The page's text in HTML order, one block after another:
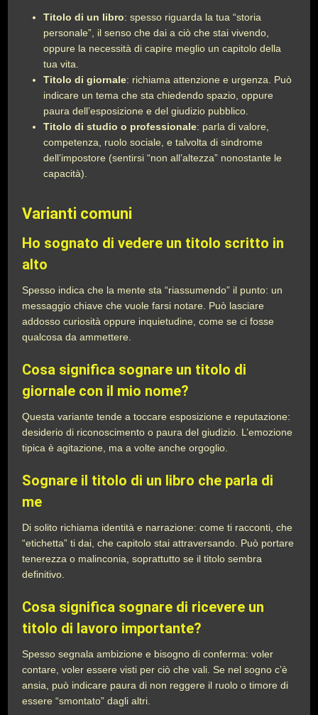
Titolo di un libro: spesso riguarda la tua “storia
personale”, il senso che dai a ciò che stai vivendo,
oppure la necessità di capire meglio un capitolo della
tua vita.
Titolo di giornale: richiama attenzione e urgenza. Può
indicare un tema che sta chiedendo spazio, oppure
paura dell’esposizione e del giudizio pubblico.
Titolo di studio o professionale: parla di valore,
competenza, ruolo sociale, e talvolta di sindrome
dell’impostore (sentirsi “non all’altezza” nonostante le
capacità).
Varianti comuni
Ho sognato di vedere un titolo scritto in
alto
Spesso indica che la mente sta “riassumendo” il punto: un
messaggio chiave che vuole farsi notare. Può lasciare
addosso curiosità oppure inquietudine, come se ci fosse
qualcosa da ammettere.
Cosa significa sognare un titolo di
giornale con il mio nome?
Questa variante tende a toccare esposizione e reputazione:
desiderio di riconoscimento o paura del giudizio. L’emozione
tipica è agitazione, ma a volte anche orgoglio.
Sognare il titolo di un libro che parla di
me
Di solito richiama identità e narrazione: come ti racconti, che
“etichetta” ti dai, che capitolo stai attraversando. Può portare
tenerezza o malinconia, soprattutto se il titolo sembra
definitivo.
Cosa significa sognare di ricevere un
titolo di lavoro importante?
Spesso segnala ambizione e bisogno di conferma: voler
contare, voler essere visti per ciò che vali. Se nel sogno c’è
ansia, può indicare paura di non reggere il ruolo o timore di
essere “smontato” dagli altri.